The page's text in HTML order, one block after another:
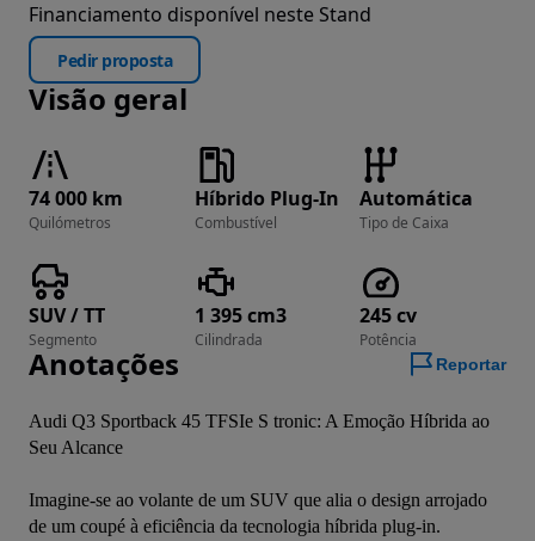
Financiamento disponível neste Stand
Pedir proposta
Visão geral
74 000 km
Quilómetros
Híbrido Plug-In
Combustível
Automática
Tipo de Caixa
SUV / TT
Segmento
1 395 cm3
Cilindrada
245 cv
Potência
Anotações Reportar
Audi Q3 Sportback 45 TFSIe S tronic: A Emoção Híbrida ao
Seu Alcance
Imagine-se ao volante de um SUV que alia o design arrojado
de um coupé à eficiência da tecnologia híbrida plug-in.